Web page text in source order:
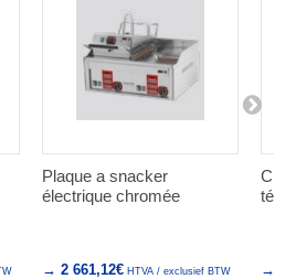
Plaque a snacker
électrique chromée
→ 2 661,12€ HTVA / exclusief BTW →